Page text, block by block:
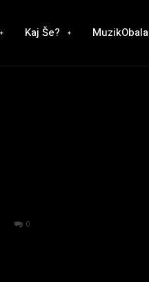
Kaj Še? MuzikObala
0